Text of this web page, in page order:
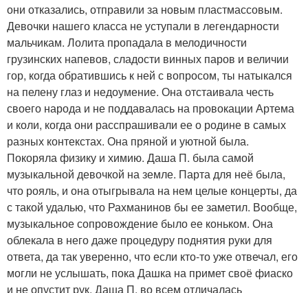
они отказались, отправили за новым пластмассовым.
Девочки нашего класса не уступали в легендарности
мальчикам. Лолита пропадала в мелодичности
грузинских напевов, сладости винных паров и величии
гор, когда обратившись к ней с вопросом, ты натыкался
на пелену глаз и недоумение. Она отстаивала честь
своего народа и не поддавалась на провокации Артема
и коли, когда они расспрашивали ее о родине в самых
разных контекстах. Она пряной и уютной была.
Покоряла физику и химию. Даша П. была самой
музыкальной девочкой на земле. Парта для неё была,
что рояль, и она отыгрывала на нем целые концерты, да
с такой удалью, что Рахманинов бы ее заметил. Вообще,
музыкальное сопровождение было ее коньком. Она
облекала в него даже процедуру поднятия руки для
ответа, да так уверенно, что если кто-то уже отвечал, его
могли не услышать, пока Дашка на примет своё фиаско
и не опустит рук. Даша П. во всем отличалась